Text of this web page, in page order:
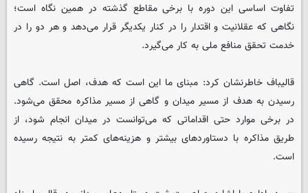
تفاوت اساسی این دوره با برخی مقاطع گذشته در همین نگاه است؛
نگاهی که عقلانیت و اقتدار را در کنار یکدیگر قرار می‌دهد و هر دو را در
خدمت تحقق منافع ملی به کار می‌گیرد.
قالیباف خاطرنشان کرد: مبنای ما این است که هدف، اصل است. گاهی
رسیدن به هدف از مسیر میدان و گاهی از مسیر مذاکره محقق می‌شود.
در برخی موارد حتی اقداماتی که می‌توانست در میدان انجام شود، از
طریق مذاکره با دستاوردهای بیشتر و هزینه‌های کمتر به نتیجه رسیده
است.